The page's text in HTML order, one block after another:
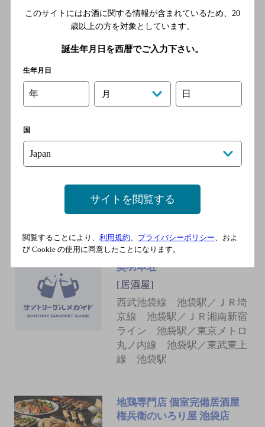
[居酒屋]
西武池袋線 池袋駅／ＪＲ埼
京線 池袋駅／ＪＲ湘南新宿
線 池袋駅
西武池袋線 池袋駅／ＪＲ埼
ライン 池袋駅／東京メトロ
丸ノ内線 池袋駅／東武東上
奥羽本荘
[居酒屋]
西武池袋線 池袋駅／ＪＲ埼
京線 池袋駅／ＪＲ湘南新宿
ライン 池袋駅／東京メトロ
丸ノ内線 池袋駅／東武東上
線 池袋駅
地鶏専門店 個室完備居酒屋
権兵衛のいろり屋 池袋店
このサイトにはお酒に関する情報が含まれているため、 20
歳以上の方を対象としています。
誕生年月日を西暦でご入力下さい。
生年月日
年 月 日
国
サイトを閲覧する
閲覧することにより、 利用規約 プライバシーポリシー 、およ
び Cookie の使用に同意したことになります。